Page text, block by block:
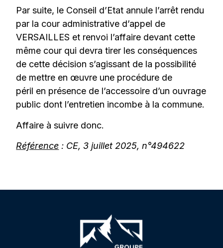
Par suite, le Conseil d’Etat annule l’arrêt rendu
par la cour administrative d’appel de
VERSAILLES et renvoi l’affaire devant cette
même cour qui devra tirer les conséquences
de cette décision s’agissant de la possibilité
de mettre en œuvre une procédure de
péril en présence de l’accessoire d’un ouvrage
public dont l’entretien incombe à la commune.
Affaire à suivre donc.
Référence : CE, 3 juillet 2025, n°494622